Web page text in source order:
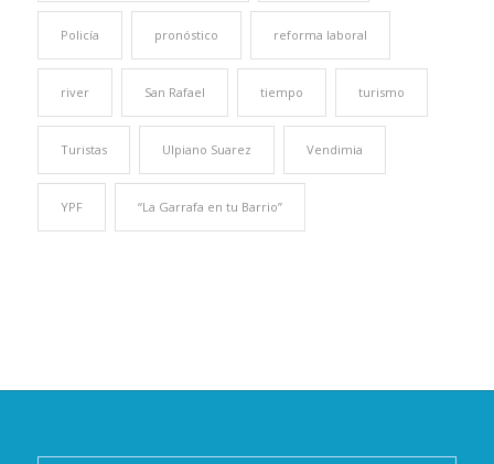
Policía pronóstico reforma laboral
river San Rafael tiempo turismo
Turistas Ulpiano Suarez Vendimia
YPF “La Garrafa en tu Barrio”